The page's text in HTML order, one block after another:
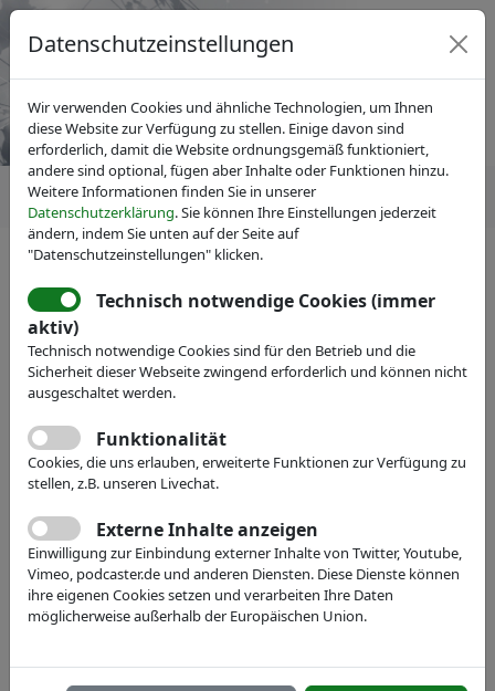
IVAM Fachverband für Mikrotechnik
Veranstaltungen
IVAM Fachverband für
Mikrotechnik
The International Microtechnology Business Network
Webseite
Datenschutzeinstellungen
Wir verwenden Cookies und ähnliche Technologien, um Ihnen
diese Website zur Verfügung zu stellen. Einige davon sind
erforderlich, damit die Website ordnungsgemäß funktioniert,
andere sind optional, fügen aber Inhalte oder Funktionen hinzu.
Weitere Informationen finden Sie in unserer
Datenschutzerklärung. Sie können Ihre Einstellungen jederzeit
ändern, indem Sie unten auf der Seite auf
"Datenschutzeinstellungen" klicken.
Technisch notwendige Cookies (immer
aktiv)
Technisch notwendige Cookies sind für den Betrieb und die
Sicherheit dieser Webseite zwingend erforderlich und können nicht
ausgeschaltet werden.
Funktionalität
Cookies, die uns erlauben, erweiterte Funktionen zur Verfügung zu
stellen, z.B. unseren Livechat.
Externe Inhalte anzeigen
Einwilligung zur Einbindung externer Inhalte von Twitter, Youtube,
Vimeo, podcaster.de und anderen Diensten. Diese Dienste können
ihre eigenen Cookies setzen und verarbeiten Ihre Daten
möglicherweise außerhalb der Europäischen Union.